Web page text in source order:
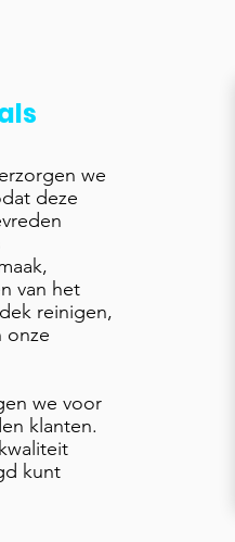
we
deze
van het
reinigen,
onze
we voor
klanten.
kunt